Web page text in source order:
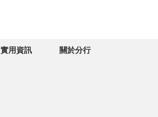
實用資訊 關於分行